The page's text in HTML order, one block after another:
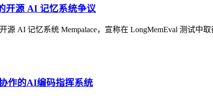
开源 AI 记忆系统争议
源 AI 记忆系统 Mempalace，宣称在 LongMemEval 测试
作的AI编码指挥系统